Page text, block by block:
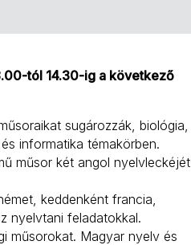
tól 14.30-ig a következő
sugározzák, biológia,
informatika témakörben.
műsor két angol nyelvleckéjét
keddenként francia,
nyelvtani feladatokkal.
műsorokat. Magyar nyelv és